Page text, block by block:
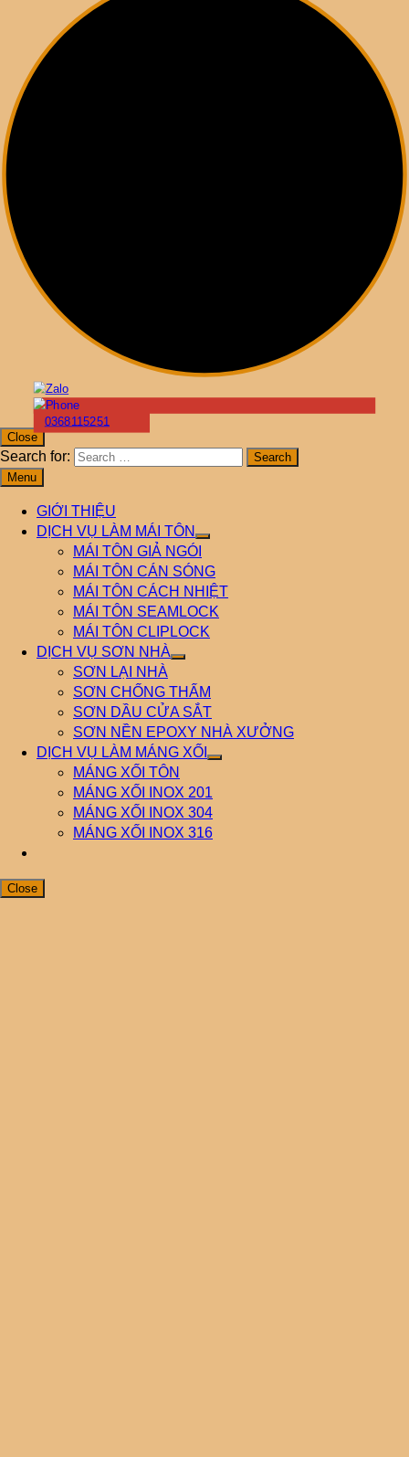
0368115251
Close
Search for:
Menu
GIỚI THIỆU
DỊCH VỤ LÀM MÁI TÔN
MÁI TÔN GIẢ NGÓI
MÁI TÔN CÁN SÓNG
MÁI TÔN CÁCH NHIỆT
MÁI TÔN SEAMLOCK
MÁI TÔN CLIPLOCK
DỊCH VỤ SƠN NHÀ
SƠN LẠI NHÀ
SƠN CHỐNG THẤM
SƠN DẦU CỬA SẮT
SƠN NỀN EPOXY NHÀ XƯỞNG
DỊCH VỤ LÀM MÁNG XỐI
MÁNG XỐI TÔN
MÁNG XỐI INOX 201
MÁNG XỐI INOX 304
MÁNG XỐI INOX 316
Close